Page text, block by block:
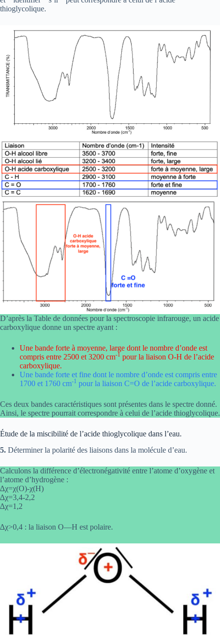
thioglycolique.
D’après la Table de données pour la spectroscopie infrarouge, un acide
carboxylique donne un spectre ayant :
Une bande forte à moyenne, large dont le nombre d’onde est
compris entre 2500 et 3200 cm-1 pour la liaison O-H de l’acide
carboxylique.
Une bande forte et fine dont le nombre d’onde est compris entre
1700 et 1760 cm-1 pour la liaison C=O de l’acide carboxylique.
Ces deux bandes caractéristiques sont présentes dans le spectre donné.
Ainsi, le spectre pourrait correspondre à celui de l’acide thioglycolique.
Étude de la miscibilité de l’acide thioglycolique dans l’eau.
5. Déterminer la polarité des liaisons dans la molécule d’eau.
Calculons la différence d’électronégativité entre l’atome d’oxygène et
l’atome d’hydrogène :
∆χ=χ(O)-χ(H)
∆χ=3,4-2,2
∆χ=1,2
∆χ>0,4 : la liaison O—H est polaire.